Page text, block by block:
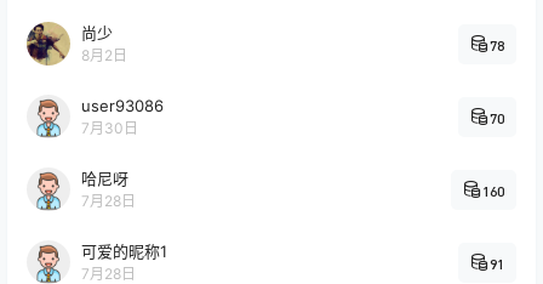
尚少
8月2日
78
user93086
7月30日
70
哈尼呀
7月28日
160
可爱的昵称1
7月28日
91